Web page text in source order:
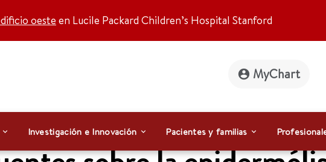
oesteen Lucile Packard Children’s Hospital Stanford
MyChart
Investigación e Innovación Pacientes y familias